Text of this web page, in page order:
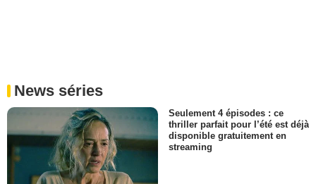
News séries
Seulement 4 épisodes : ce
thriller parfait pour l’été est déjà
disponible gratuitement en
streaming